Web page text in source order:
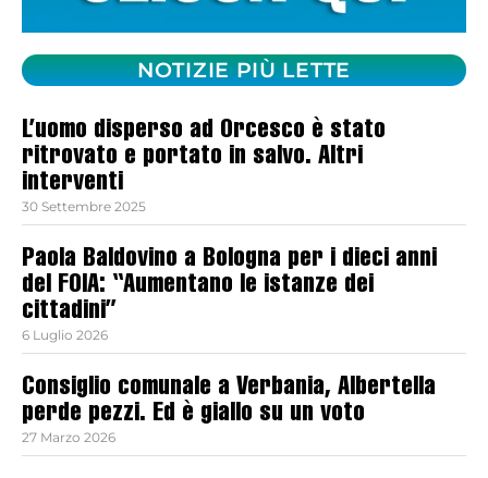
NOTIZIE PIÙ LETTE
L’uomo disperso ad Orcesco è stato
ritrovato e portato in salvo. Altri
interventi
30 Settembre 2025
Paola Baldovino a Bologna per i dieci anni
del FOIA: “Aumentano le istanze dei
cittadini”
6 Luglio 2026
Consiglio comunale a Verbania, Albertella
perde pezzi. Ed è giallo su un voto
27 Marzo 2026